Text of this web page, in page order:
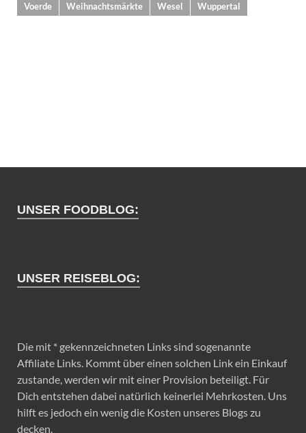
Voerde
Weihnachtsmärkte Wesel Wuppertal
UNSER FOODBLOG:
UNSER REISEBLOG:
Die mit * gekennzeichneten Links sind sogenannte
Affiliate Links. Kommt über einen solchen Link ein Einkauf
zustande, werden wir mit einer Provision beteiligt. Für
Dich entstehen dabei natürlich keinerlei Mehrkosten. Uns
hilft es jedoch ein wenig die Kosten unseres Blogs zu
decken.